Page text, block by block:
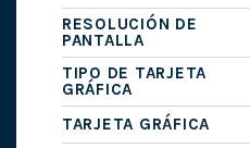
RESOLUCIÓN DE
PANTALLA
TIPO DE TARJETA
GRÁFICA
TARJETA GRÁFICA